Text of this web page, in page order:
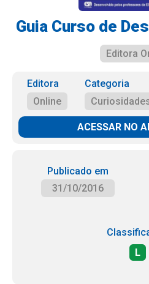
Guia Curso de
Editora
Editora
Online
Categoria
ACESSAR NO
Publicado em
31/10/2016
L